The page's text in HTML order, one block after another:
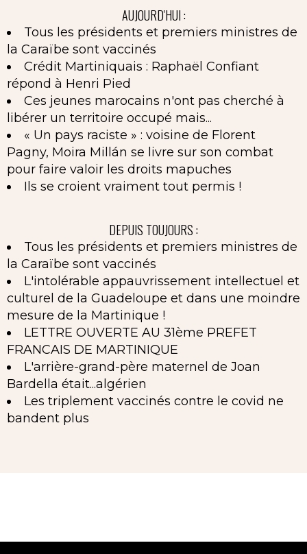
AUJOURD'HUI :
Tous les présidents et premiers ministres de
la Caraïbe sont vaccinés
Crédit Martiniquais : Raphaël Confiant
répond à Henri Pied
Ces jeunes marocains n'ont pas cherché à
libérer un territoire occupé mais...
« Un pays raciste » : voisine de Florent
Pagny, Moira Millán se livre sur son combat
pour faire valoir les droits mapuches
Ils se croient vraiment tout permis !
DEPUIS TOUJOURS :
Tous les présidents et premiers ministres de
la Caraïbe sont vaccinés
L'intolérable appauvrissement intellectuel et
culturel de la Guadeloupe et dans une moindre
mesure de la Martinique !
LETTRE OUVERTE AU 31ème PREFET
FRANCAIS DE MARTINIQUE
L'arrière-grand-père maternel de Joan
Bardella était...algérien
Les triplement vaccinés contre le covid ne
bandent plus